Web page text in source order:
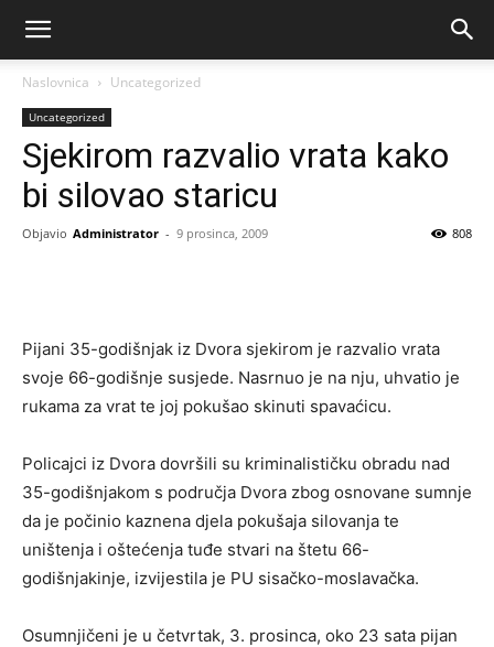
Naslovnica Uncategorized
Uncategorized
Sjekirom razvalio vrata kako
bi silovao staricu
Objavio Administrator - 9 prosinca, 2009 808
Pijani 35-godišnjak iz Dvora sjekirom je razvalio vrata
svoje 66-godišnje susjede. Nasrnuo je na nju, uhvatio je
rukama za vrat te joj pokušao skinuti spavaćicu.
Policajci iz Dvora dovršili su kriminalističku obradu nad
35-godišnjakom s područja Dvora zbog osnovane sumnje
da je počinio kaznena djela pokušaja silovanja te
uništenja i oštećenja tuđe stvari na štetu 66-
godišnjakinje, izvijestila je PU sisačko-moslavačka.
Osumnjičeni je u četvrtak, 3. prosinca, oko 23 sata pijan